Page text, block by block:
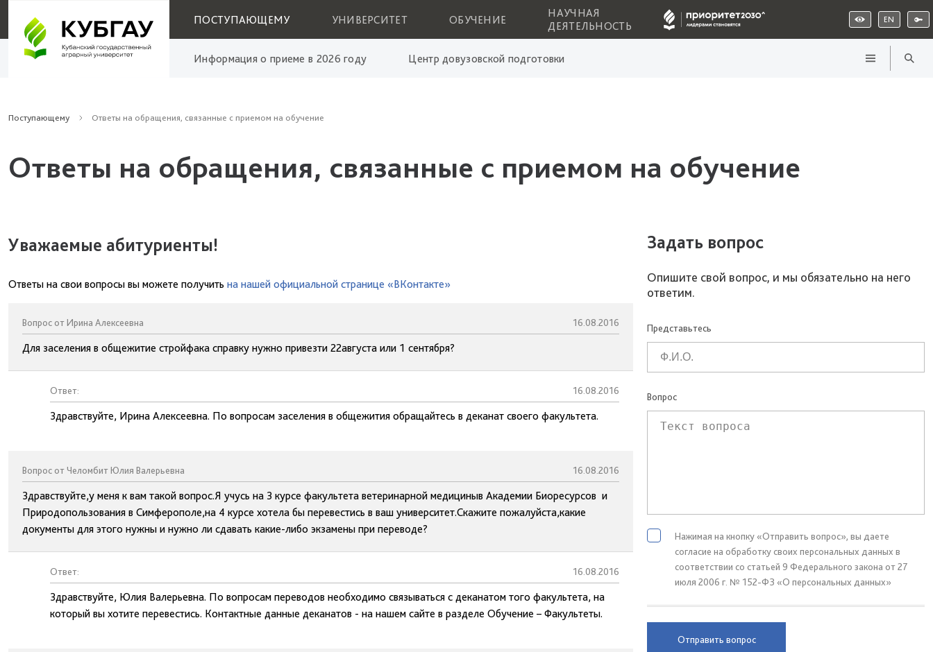
ПОСТУПАЮЩЕМУ УНИВЕРСИТЕТ ОБУЧЕНИЕ
НАУЧНАЯ
ДЕЯТЕЛЬНОСТЬ
EN
Информация о приеме в 2026 году Центр довузовской подготовки
Поступающему Ответы на обращения, связанные с приемом на обучение
Ответы на обращения, связанные с приемом на обучение
Уважаемые абитуриенты!
Ответы на свои вопросы вы можете получить на нашей официальной странице «ВКонтакте»
Вопрос от Ирина Алексеевна 16.08.2016
Для заселения в общежитие стройфака справку нужно привезти 22августа или 1 сентября?
Ответ: 16.08.2016
Здравствуйте, Ирина Алексеевна. По вопросам заселения в общежития обращайтесь в деканат своего факультета.
Вопрос от Челомбит Юлия Валерьевна 16.08.2016
Здравствуйте,у меня к вам такой вопрос.Я учусь на 3 курсе факультета ветеринарной медициныв Академии Биоресурсов и
Природопользования в Симферополе,на 4 курсе хотела бы перевестись в ваш университет.Скажите пожалуйста,какие
документы для этого нужны и нужно ли сдавать какие-либо экзамены при переводе?
Ответ: 16.08.2016
Здравствуйте, Юлия Валерьевна. По вопросам переводов необходимо связываться с деканатом того факультета, на
который вы хотите перевестись. Контактные данные деканатов - на нашем сайте в разделе Обучение – Факультеты.
Задать вопрос
Опишите свой вопрос, и мы обязательно на него
ответим.
Представьтесь
Вопрос
Нажимая на кнопку «Отправить вопрос», вы даете
согласие на обработку своих персональных данных в
соответствии со статьей 9 Федерального закона от 27
июля 2006 г. № 152-ФЗ «О персональных данных»
Отправить вопрос